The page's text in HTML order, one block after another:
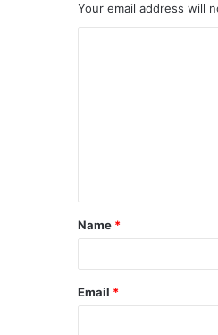
Your email address will
Name *
Email *